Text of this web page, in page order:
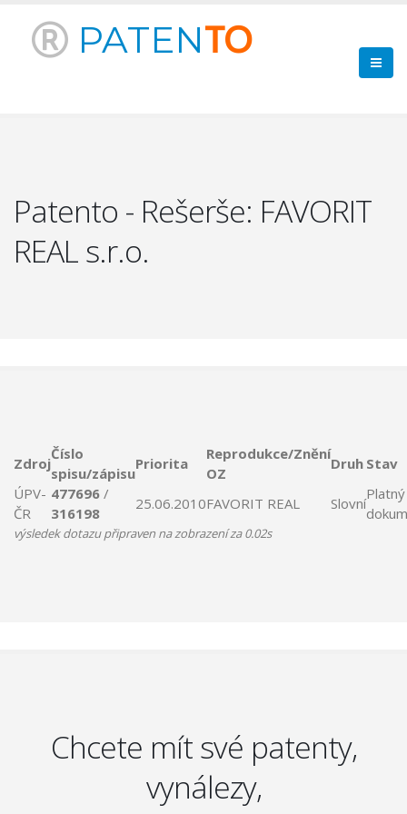
PATENTO
Patento - Rešerše: FAVORIT
REAL s.r.o.
Zdroj
Číslo
spisu/zápisu
Priorita
Reprodukce/Znění
OZ
Druh Stav
ÚPV-
ČR
477696 /
316198
25.06.2010FAVORIT REAL Slovní
Platný
výsledek dotazu připraven na zobrazení za 0.02s
Chcete mít své patenty,
vynálezy,